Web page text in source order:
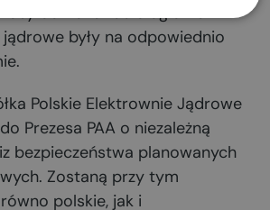
ochrona radiologiczna i
były na odpowiednio
Polskie Elektrownie Jądrowe
Prezesa PAA o niezależną
bezpieczeństwa planowanych
Zostaną przy tym
polskie, jak i